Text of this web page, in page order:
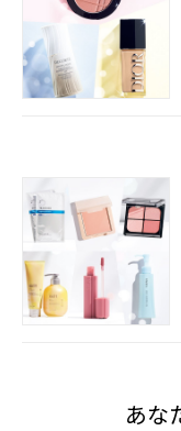
あな